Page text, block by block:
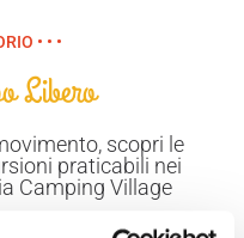
• • •
Libero
scopri le
praticabili nei
Camping Village